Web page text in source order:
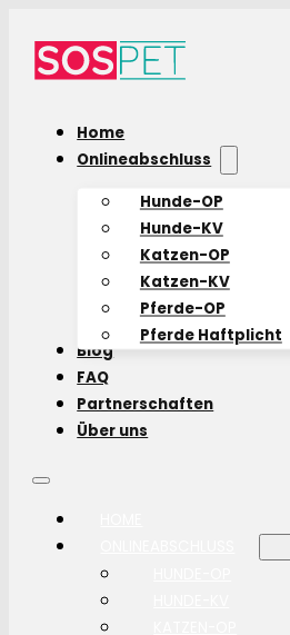
Home
Onlineabschluss
Hunde-OP
Hunde-KV
Katzen-OP
Katzen-KV
Pferde-OP
Pferde Haftplicht
Blog
FAQ
Partnerschaften
Über uns